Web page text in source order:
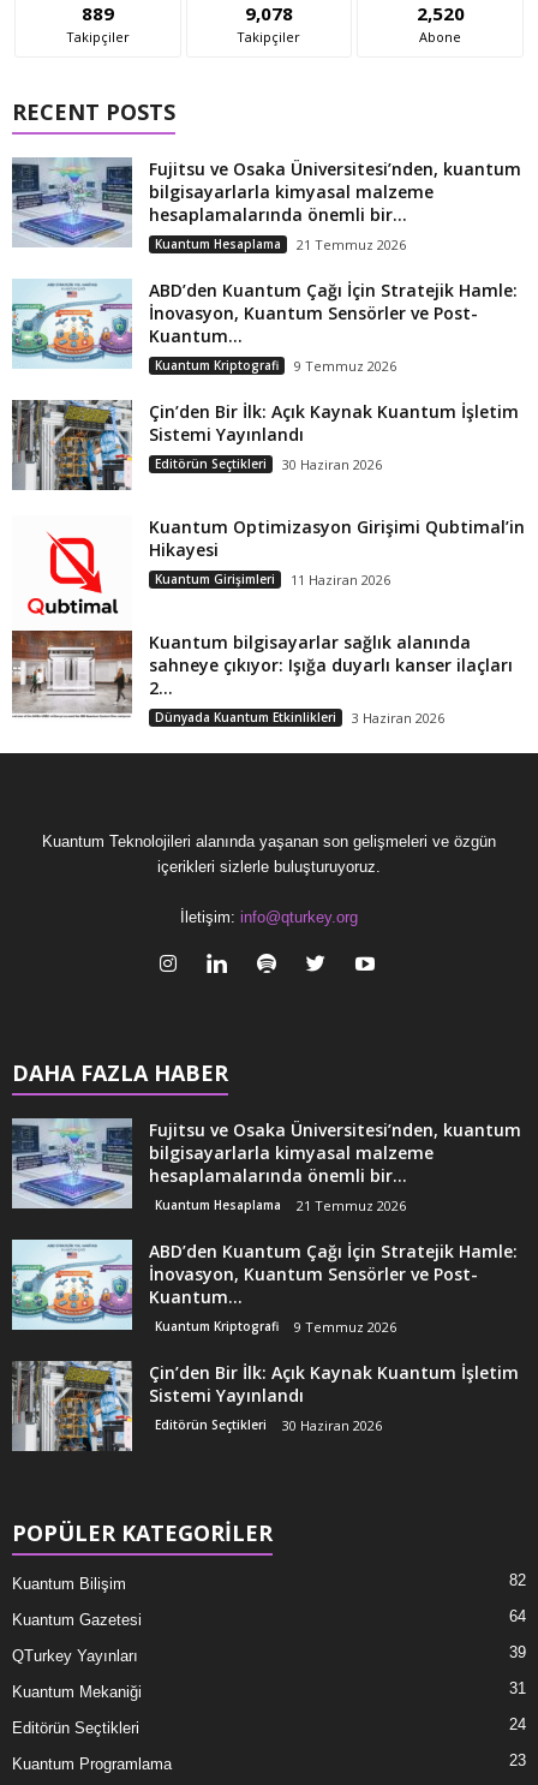
889
Takipçiler
9,078
Takipçiler
2,520
Abone
RECENT POSTS
Fujitsu ve Osaka Üniversitesi’nden, kuantum
bilgisayarlarla kimyasal malzeme
hesaplamalarında önemli bir...
Kuantum Hesaplama 21 Temmuz 2026
ABD’den Kuantum Çağı İçin Stratejik Hamle:
İnovasyon, Kuantum Sensörler ve Post-
Kuantum...
Kuantum Kriptografi 9 Temmuz 2026
Çin’den Bir İlk: Açık Kaynak Kuantum İşletim
Sistemi Yayınlandı
Editörün Seçtikleri 30 Haziran 2026
Kuantum Optimizasyon Girişimi Qubtimal’in
Hikayesi
Kuantum Girişimleri 11 Haziran 2026
Kuantum bilgisayarlar sağlık alanında
sahneye çıkıyor: Işığa duyarlı kanser ilaçları
2...
Dünyada Kuantum Etkinlikleri 3 Haziran 2026
Kuantum Teknolojileri alanında yaşanan son gelişmeleri ve özgün
içerikleri sizlerle buluşturuyoruz.
İletişim: info@qturkey.org
DAHA FAZLA HABER
Fujitsu ve Osaka Üniversitesi’nden, kuantum
bilgisayarlarla kimyasal malzeme
hesaplamalarında önemli bir...
Kuantum Hesaplama 21 Temmuz 2026
ABD’den Kuantum Çağı İçin Stratejik Hamle:
İnovasyon, Kuantum Sensörler ve Post-
Kuantum...
Kuantum Kriptografi 9 Temmuz 2026
Çin’den Bir İlk: Açık Kaynak Kuantum İşletim
Sistemi Yayınlandı
Editörün Seçtikleri 30 Haziran 2026
POPÜLER KATEGORİLER
Kuantum Bilişim 82
Kuantum Gazetesi 64
QTurkey Yayınları 39
Kuantum Mekaniği 31
Editörün Seçtikleri 24
Kuantum Programlama 23